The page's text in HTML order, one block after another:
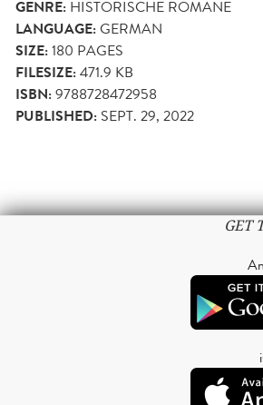
GENRE: HISTORISCHE ROMANE
LANGUAGE:GERMAN
SIZE:180 PAGES
FILESIZE:471.9 KB
ISBN:9788728472958
PUBLISHED: SEPT. 29, 2022
GET